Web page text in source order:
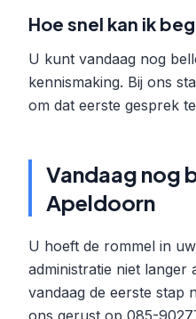
Hoe snel kan ik
U kunt vandaag nog
kennismaking. Bij ons
om dat eerste gesprek
Vandaag nog
Apeldoorn
U hoeft de rommel in
administratie niet langer
vandaag de eerste stap
ons gerust op 085-